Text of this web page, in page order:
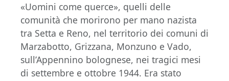
«Uomini come querce», quelli delle
comunità che morirono per mano nazista
tra Setta e Reno, nel territorio dei comuni di
Marzabotto, Grizzana, Monzuno e Vado,
sull’Appennino bolognese, nei tragici mesi
di settembre e ottobre 1944. Era stato